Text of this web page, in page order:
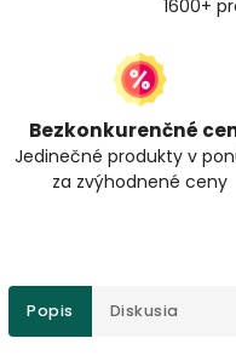
1600+
Bezkonkurenčné
Jedinečné produkty v
za zvýhodnené ceny
Popis Diskusia